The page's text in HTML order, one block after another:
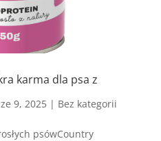
karma dla psa z
9, 2025| Bez kategorii
psówCountry